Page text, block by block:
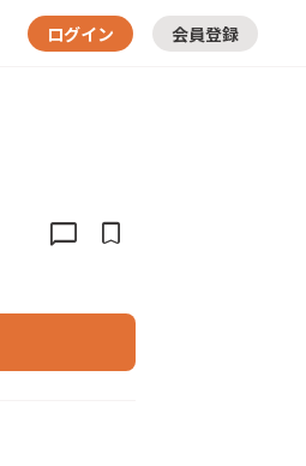
ログイン 会員登録
chat_bubble bookmark